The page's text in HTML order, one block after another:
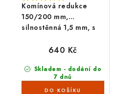
Komínová redukce
150/200 mm,
silnostěnná 1,5 mm, s
Skladem - dodání do
7 dnů
640 Kč